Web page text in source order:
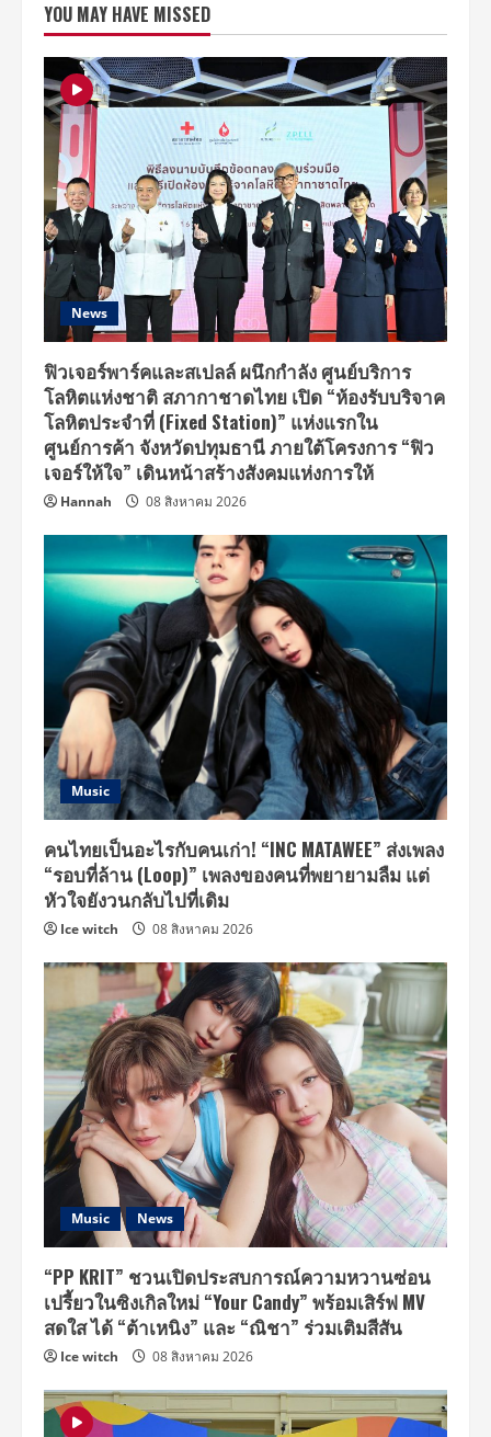
กำลัง
บีบี
ไอ
เอ็กซ์
ประเทศ
ญี่ปุ่น
เปิด
ตัว
“บีบี
ไอ
เอ็กซ์
(ไทย
แลนด์)”
ปั้น
ไทย
เป็น
ศูนย์กลาง
แลก
เปลี่ยน
ข้อมูล
มาตรฐาน
สากล
เอเชีย
YOU MAY HAVE MISSED
News
ฟิวเจอร์พาร์คและสเปลล์ ผนึกกำลัง ศูนย์บริการ
โลหิตแห่งชาติ สภากาชาดไทย เปิด “ห้องรับบริจาค
โลหิตประจำที่ (Fixed Station)” แห่งแรกใน
ศูนย์การค้า จังหวัดปทุมธานี ภายใต้โครงการ “ฟิว
เจอร์ให้ใจ” เดินหน้าสร้างสังคมแห่งการให้
Hannah 08 สิงหาคม 2026
Music
คนไทยเป็นอะไรกับคนเก่า! “INC MATAWEE” ส่งเพลง
“รอบที่ล้าน (Loop)” เพลงของคนที่พยายามลืม แต่
หัวใจยังวนกลับไปที่เดิม
Ice witch 08 สิงหาคม 2026
Music News
“PP KRIT” ชวนเปิดประสบการณ์ความหวานซ่อน
เปรี้ยวในซิงเกิลใหม่ “Your Candy” พร้อมเสิร์ฟ MV
สดใส ได้ “ต้าเหนิง” และ “ณิชา” ร่วมเติมสีสัน
Ice witch 08 สิงหาคม 2026